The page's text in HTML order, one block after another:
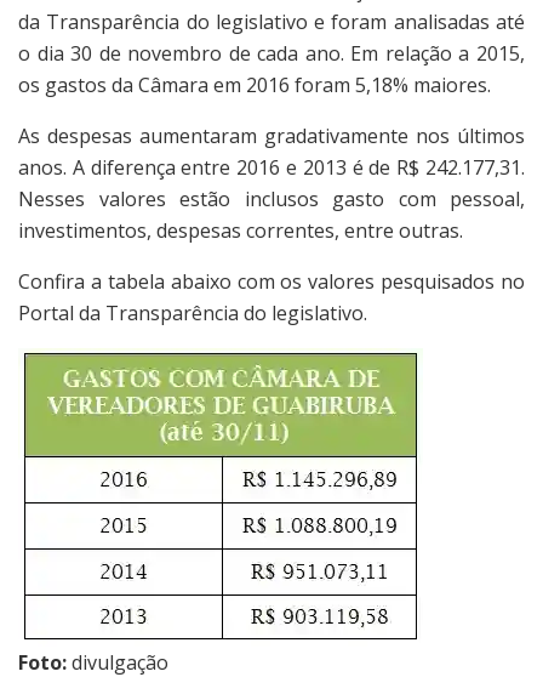
da Transparência do legislativo e foram analisadas até
o dia 30 de novembro de cada ano. Em relação a 2015,
os gastos da Câmara em 2016 foram 5,18% maiores.
As despesas aumentaram gradativamente nos últimos
anos. A diferença entre 2016 e 2013 é de R$ 242.177,31.
Nesses valores estão inclusos gasto com pessoal,
investimentos, despesas correntes, entre outras.
Confira a tabela abaixo com os valores pesquisados no
Portal da Transparência do legislativo.
Foto:divulgação